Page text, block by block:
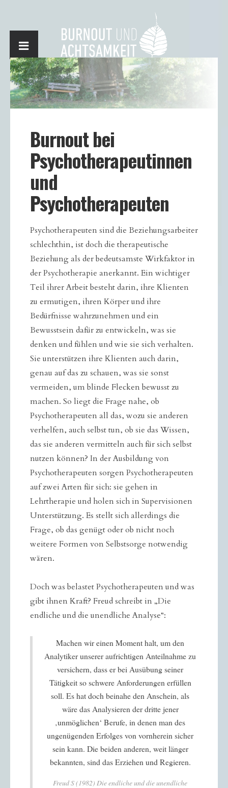
Burnout bei
Psychotherapeutinnen
und
Psychotherapeuten
Psychotherapeuten sind die Beziehungsarbeiter
schlechthin, ist doch die therapeutische
Beziehung als der bedeutsamste Wirkfaktor in
der Psychotherapie anerkannt. Ein wichtiger
Teil ihrer Arbeit besteht darin, ihre Klienten
zu ermutigen, ihren Körper und ihre
Bedürfnisse wahrzunehmen und ein
Bewusstsein dafür zu entwickeln, was sie
denken und fühlen und wie sie sich verhalten.
Sie unterstützen ihre Klienten auch darin,
genau auf das zu schauen, was sie sonst
vermeiden, um blinde Flecken bewusst zu
machen. So liegt die Frage nahe, ob
Psychotherapeuten all das, wozu sie anderen
verhelfen, auch selbst tun, ob sie das Wissen,
das sie anderen vermitteln auch für sich selbst
nutzen können? In der Ausbildung von
Psychotherapeuten sorgen Psychotherapeuten
auf zwei Arten für sich: sie gehen in
Lehrtherapie und holen sich in Supervisionen
Unterstützung. Es stellt sich allerdings die
Frage, ob das genügt oder ob nicht noch
weitere Formen von Selbstsorge notwendig
wären.
Doch was belastet Psychotherapeuten und was
gibt ihnen Kraft? Freud schreibt in „Die
endliche und die unendliche Analyse“:
Machen wir einen Moment halt, um den
Analytiker unserer aufrichtigen Anteilnahme zu
versichern, dass er bei Ausübung seiner
Tätigkeit so schwere Anforderungen erfüllen
soll. Es hat doch beinahe den Anschein, als
wäre das Analysieren der dritte jener
‚unmöglichen‘ Berufe, in denen man des
ungenügenden Erfolges von vornherein sicher
sein kann. Die beiden anderen, weit länger
bekannten, sind das Erziehen und Regieren.
Freud S (1982) Die endliche und die unendliche